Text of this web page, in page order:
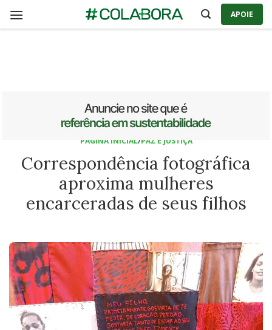
APOIE
PÁGINA INICIAL/PAZ E JUSTIÇA
Correspondência fotográfica
aproxima mulheres
encarceradas de seus filhos